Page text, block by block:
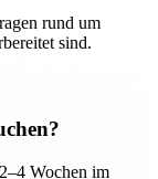
rund um
sind.
Wochen im